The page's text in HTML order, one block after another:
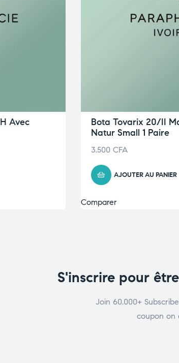
Avec
Bota Tovarix 20/II
Natur Small 1 Paire
3.500 CFA
AJOUTER AU PANIER
Comparer
S'inscrire pour
Join 60.000+
coupon on